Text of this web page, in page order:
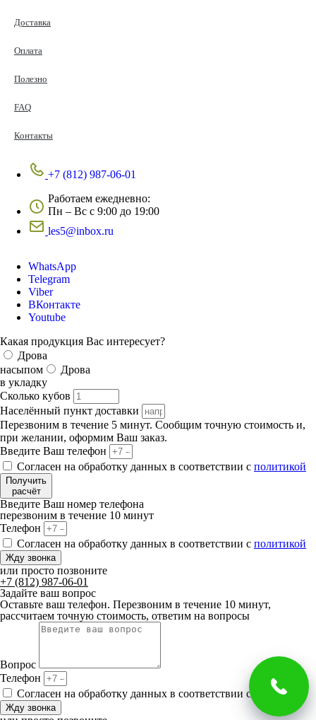
Доставка
Оплата
Полезно
FAQ
Контакты
+7 (812) 987-06-01
Работаем ежедневно:
Пн – Вс с 9:00 до 19:00
les5@inbox.ru
WhatsApp
Telegram
Viber
ВКонтакте
Youtube
Какая продукция Вас интересует?
Дрова
насыпом
Дрова
в укладку
Сколько кубов
Населённый пункт доставки
Перезвоним в течение 5 минут. Сообщим точную стоимость и,
при желании, оформим Ваш заказ.
Введите Ваш телефон
Согласен на обработку данных в соответствии с политикой
Получить
расчёт
Введите Ваш номер телефона
перезвоним в течение 10 минут
Телефон
Согласен на обработку данных в соответствии с политикой
Жду звонка
или просто позвоните
+7 (812) 987-06-01
Задайте ваш вопрос
Оставьте ваш телефон. Перезвоним в течение 10 минут,
рассчитаем точную стоимость, ответим на вопросы
Вопрос
Телефон
Согласен на обработку данных в соответствии с
политикой
Жду звонка